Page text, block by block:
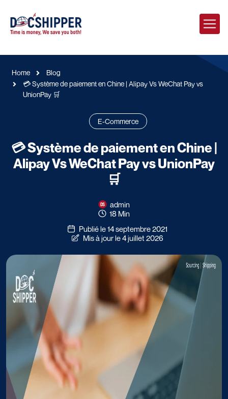
Home
Blog
💳 Système de paiement en Chine | Alipay Vs WeChat Pay vs
UnionPay 🛒
E-Commerce
💳 Système de paiement en Chine |
Alipay Vs WeChat Pay vs UnionPay
🛒
admin
18 Min
Publié le 14 septembre 2021
Mis à jour le 4 juillet 2026